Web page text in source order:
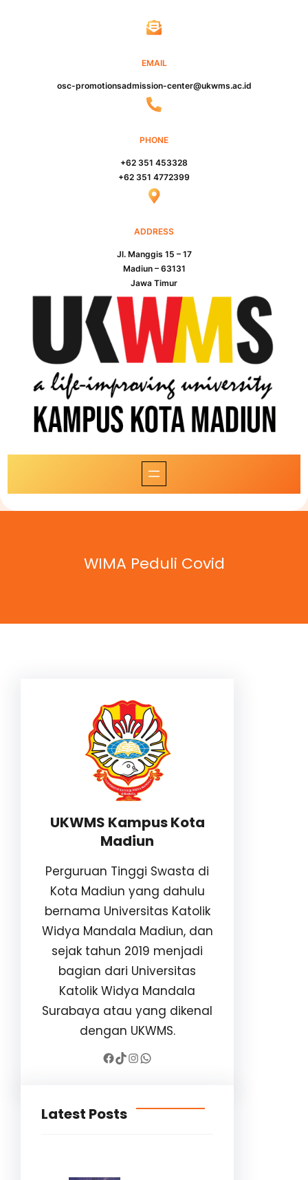
EMAIL
osc-promotionsadmission-center@ukwms.ac.id
PHONE
+62 351 453328
+62 351 4772399
ADDRESS
Jl. Manggis 15 – 17
Madiun – 63131
Jawa Timur
WIMA Peduli Covid
UKWMS Kampus Kota
Madiun
Perguruan Tinggi Swasta di
Kota Madiun yang dahulu
bernama Universitas Katolik
Widya Mandala Madiun, dan
sejak tahun 2019 menjadi
bagian dari Universitas
Katolik Widya Mandala
Surabaya atau yang dikenal
dengan UKWMS.
Facebook TikTok InstagramWhatsApp
Latest Posts